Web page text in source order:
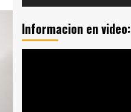
Informacion en video: